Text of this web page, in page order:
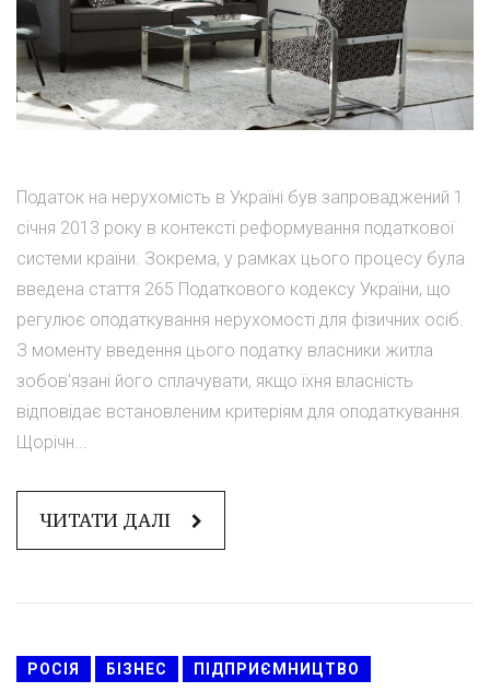
Податок на нерухомість в Україні був запроваджений 1
січня 2013 року в контексті реформування податкової
системи країни. Зокрема, у рамках цього процесу була
введена стаття 265 Податкового кодексу України, що
регулює оподаткування нерухомості для фізичних осіб.
З моменту введення цього податку власники житла
зобов'язані його сплачувати, якщо їхня власність
відповідає встановленим критеріям для оподаткування.
Щорічн...
ЧИТАТИ ДАЛІ
РОСІЯ БІЗНЕС ПІДПРИЄМНИЦТВО